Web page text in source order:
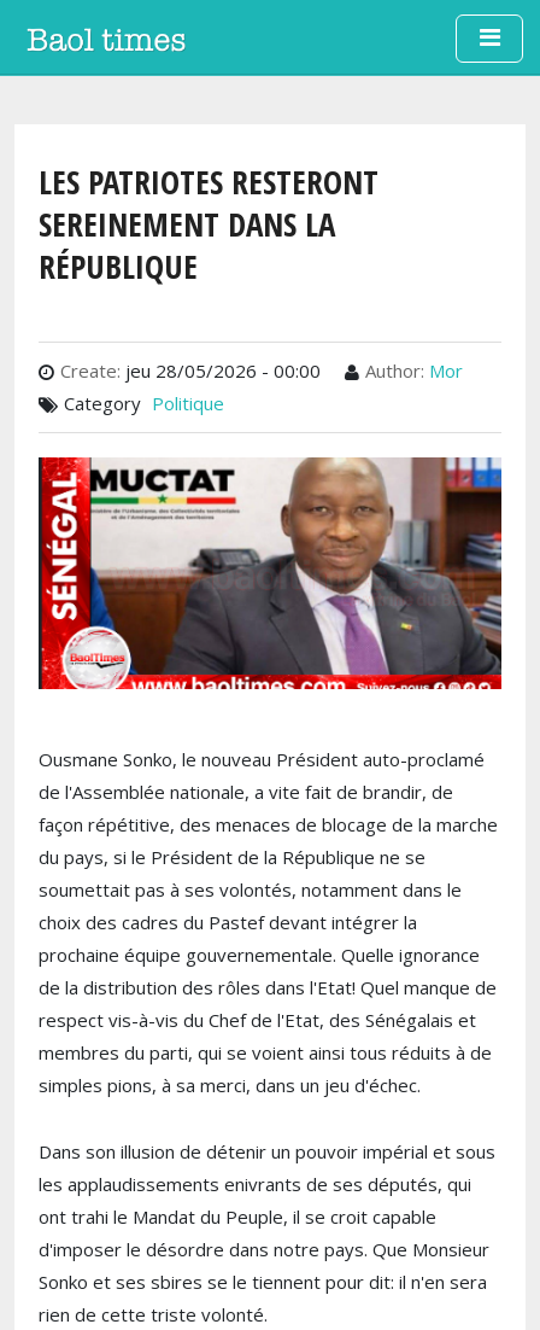
Aller au contenu principal
LES PATRIOTES RESTERONT
SEREINEMENT DANS LA
RÉPUBLIQUE
Create: jeu 28/05/2026 - 00:00 Author: Mor
Category Politique
Ousmane Sonko, le nouveau Président auto-proclamé
de l'Assemblée nationale, a vite fait de brandir, de
façon répétitive, des menaces de blocage de la marche
du pays, si le Président de la République ne se
soumettait pas à ses volontés, notamment dans le
choix des cadres du Pastef devant intégrer la
prochaine équipe gouvernementale. Quelle ignorance
de la distribution des rôles dans l'Etat! Quel manque de
respect vis-à-vis du Chef de l'Etat, des Sénégalais et
membres du parti, qui se voient ainsi tous réduits à de
simples pions, à sa merci, dans un jeu d'échec.
Dans son illusion de détenir un pouvoir impérial et sous
les applaudissements enivrants de ses députés, qui
ont trahi le Mandat du Peuple, il se croit capable
d'imposer le désordre dans notre pays. Que Monsieur
Sonko et ses sbires se le tiennent pour dit: il n'en sera
rien de cette triste volonté.